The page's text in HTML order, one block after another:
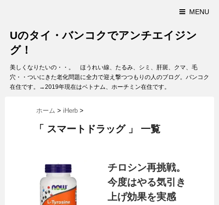
MENU
Uのタイ・バンコクでアンチエイジン
グ！
美しくなりたいの・・。 ほうれい線、たるみ、シミ、肝斑、クマ、毛
穴・・ついにきた老化問題に全力で迎え撃つつもりの人のブログ。バンコク
在住です。→2019年現在はベトナム、ホーチミン在住です。
ホーム > iHerb >
「 スマートドラッグ 」 一覧
チロシン再挑戦。
今度はやる気引き
上げ効果を実感